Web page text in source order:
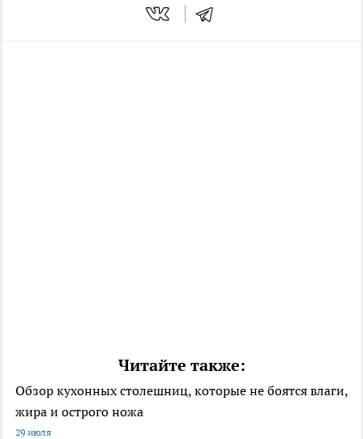
Читайте также:
Обзор кухонных столешниц, которые не боятся влаги,
жира и острого ножа
29 июля